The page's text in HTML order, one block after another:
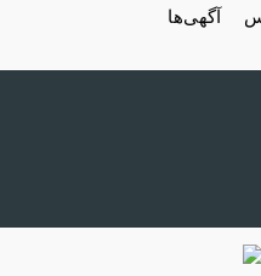
آگهی‌ها